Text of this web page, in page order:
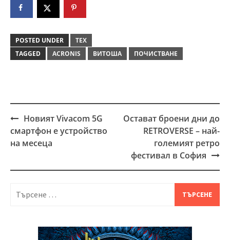
POSTED UNDER
ТЕХ
TAGGED
ACRONIS ВИТОША ПОЧИСТВАНЕ
Post
navigation
Новият Vivacom 5G
смартфон е устройство
на месеца
Остават броени дни до
RETROVERSE – най-
големият ретро
фестивал в София
Търсене